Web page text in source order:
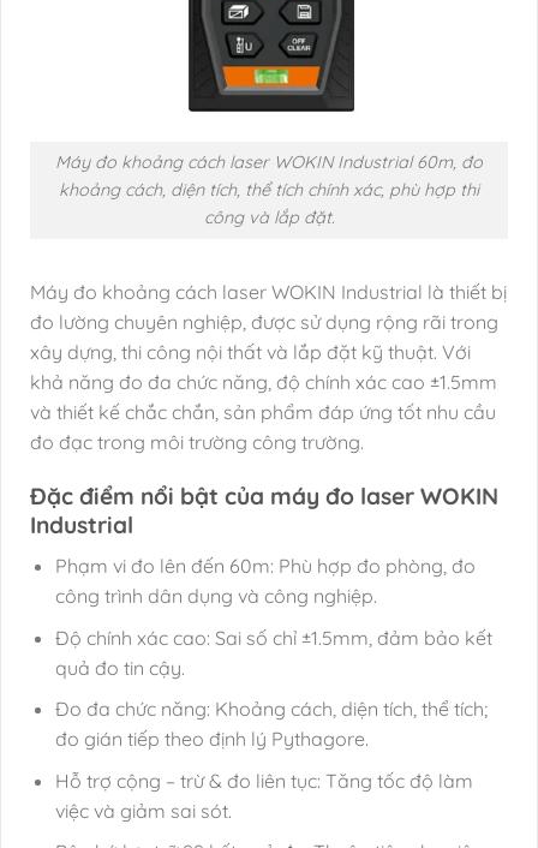
Máy đo khoảng cách laser WOKIN Industrial 60m, đo
khoảng cách, diện tích, thể tích chính xác, phù hợp thi
công và lắp đặt.
Máy đo khoảng cách laser WOKIN Industrial là thiết bị
đo lường chuyên nghiệp, được sử dụng rộng rãi trong
xây dựng, thi công nội thất và lắp đặt kỹ thuật. Với
khả năng đo đa chức năng, độ chính xác cao ±1.5mm
và thiết kế chắc chắn, sản phẩm đáp ứng tốt nhu cầu
đo đạc trong môi trường công trường.
Đặc điểm nổi bật của máy đo laser WOKIN
Industrial
Phạm vi đo lên đến 60m: Phù hợp đo phòng, đo
công trình dân dụng và công nghiệp.
Độ chính xác cao: Sai số chỉ ±1.5mm, đảm bảo kết
quả đo tin cậy.
Đo đa chức năng: Khoảng cách, diện tích, thể tích;
đo gián tiếp theo định lý Pythagore.
Hỗ trợ cộng – trừ & đo liên tục: Tăng tốc độ làm
việc và giảm sai sót.